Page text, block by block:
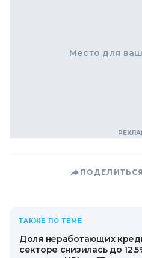
Место для
ТАКЖЕ ПО ТЕМЕ
Доля неработающих
секторе снизилась до